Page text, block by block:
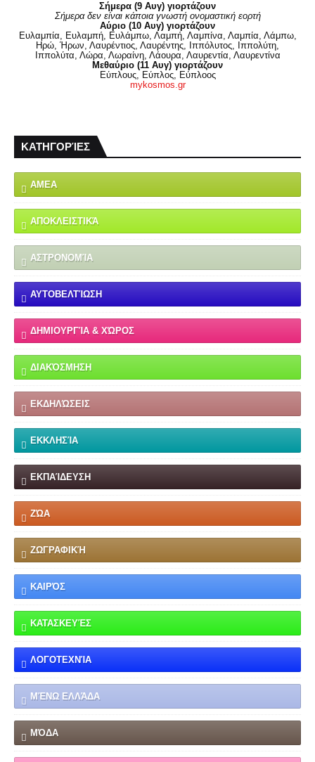
Σήμερα (9 Αυγ) γιορτάζουν
Σήμερα δεν είναι κάποια γνωστή ονομαστική εορτή
Αύριο (10 Αυγ) γιορτάζουν
Ευλαμπία, Ευλαμπή, Ευλάμπω, Λαμπή, Λαμπίνα, Λαμπία, Λάμπω,
Ηρώ, Ήρων, Λαυρέντιος, Λαυρέντης, Ιππόλυτος, Ιππολύτη,
Ιππολύτα, Λώρα, Λωραίνη, Λάουρα, Λαυρεντία, Λαυρεντίνα
Μεθαύριο (11 Αυγ) γιορτάζουν
Εύπλους, Εύπλος, Εύπλοος
mykosmos.gr
ΚΑΤΗΓΟΡΊΕΣ
ΑΜΕΑ
ΑΠΟΚΛΕΙΣΤΙΚΆ
ΑΣΤΡΟΝΟΜΊΑ
ΑΥΤΟΒΕΛΤΊΩΣΗ
ΔΗΜΙΟΥΡΓΊΑ & ΧΏΡΟΣ
ΔΙΑΚΌΣΜΗΣΗ
ΕΚΔΗΛΏΣΕΙΣ
ΕΚΚΛΗΣΊΑ
ΕΚΠΑΊΔΕΥΣΗ
ΖΏΑ
ΖΩΓΡΑΦΙΚΉ
ΚΑΙΡΌΣ
ΚΑΤΑΣΚΕΥΈΣ
ΛΟΓΟΤΕΧΝΊΑ
ΜΈΝΩ ΕΛΛΆΔΑ
ΜΌΔΑ